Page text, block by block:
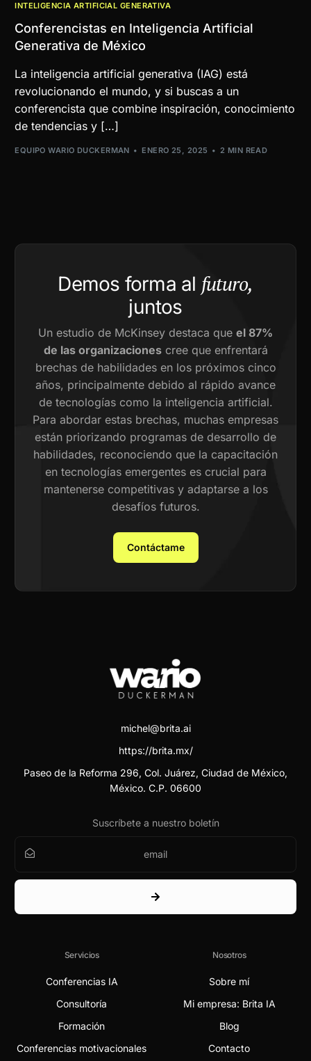
INTELIGENCIA ARTIFICIAL GENERATIVA
Conferencistas en Inteligencia Artificial
Generativa de México
La inteligencia artificial generativa (IAG) está
revolucionando el mundo, y si buscas a un
conferencista que combine inspiración, conocimiento
de tendencias y […]
EQUIPO WARIO DUCKERMAN ENERO 25, 2025 2 MIN READ
Demos forma al futuro,
juntos
Un estudio de McKinsey destaca que el 87%
de las organizacionescree que enfrentará
brechas de habilidades en los próximos cinco
años, principalmente debido al rápido avance
de tecnologías como la inteligencia artificial.
Para abordar estas brechas, muchas empresas
están priorizando programas de desarrollo de
habilidades, reconociendo que la capacitación
en tecnologías emergentes es crucial para
mantenerse competitivas y adaptarse a los
desafíos futuros.
Contáctame
michel@brita.ai
https://brita.mx/
Paseo de la Reforma 296, Col. Juárez, Ciudad de México,
México. C.P. 06600
Suscríbete a nuestro boletín
Servicios
Conferencias IA
Consultoría
Formación
Conferencias motivacionales
Nosotros
Sobre mí
Mi empresa: Brita IA
Blog
Contacto